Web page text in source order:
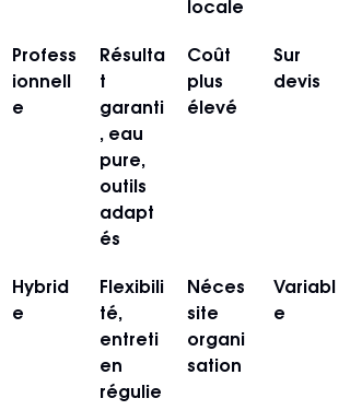
locale
Profess
ionnell
e
Résulta
t
garanti
, eau
pure,
outils
adapt
és
Coût
plus
élevé
Sur
devis
Hybrid
e
Flexibili
té,
entreti
en
régulie
Néces
site
organi
sation
Variabl
e